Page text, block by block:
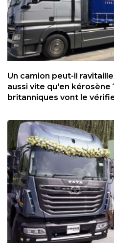
Un camion peut-il
aussi vite qu'en kérosène
britanniques vont le